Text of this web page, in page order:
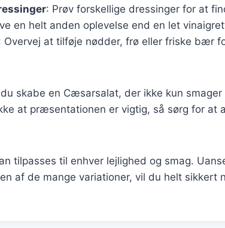
: Prøv forskellige dressinger for at
en helt anden oplevelse end en let
Overvej at tilføje nødder, frø eller friske bær
skabe en Cæsarsalat, der ikke kun smager
at præsentationen er vigtig, så sørg for at
tilpasses til enhver lejlighed og smag.
af de mange variationer, vil du helt sikkert